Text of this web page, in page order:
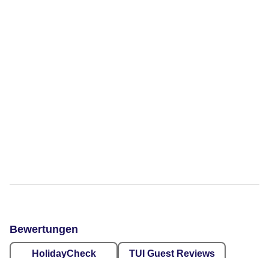
Bewertungen
HolidayCheck TUI Guest Reviews